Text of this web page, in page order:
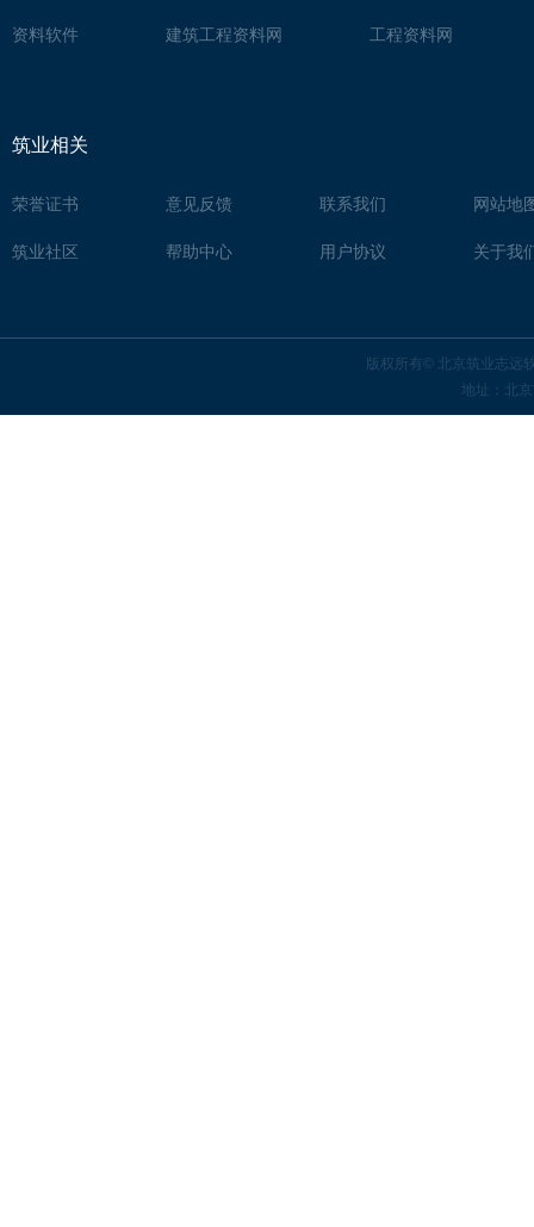
资料软件 建筑工程资料网 工程资料网
筑业相关
荣誉证书 意见反馈 联系我们 网站地
筑业社区 帮助中心 用户协议 关于我
版权所有© 北京筑业志远
地址：北